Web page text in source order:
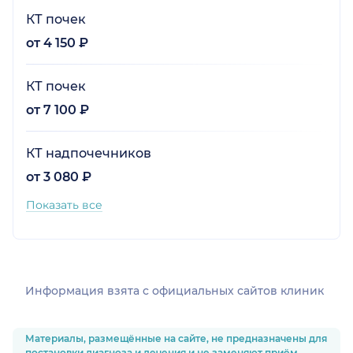
КТ почек
от 4 150 ₽
КТ почек
от 7 100 ₽
КТ надпочечников
от 3 080 ₽
Показать все
Информация взята c официальных сайтов клиник
Материалы, размещённые на сайте, не предназначены для